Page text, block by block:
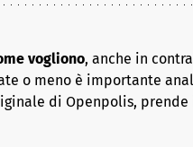
vogliono, anche in
o meno è importante
di Openpolis,